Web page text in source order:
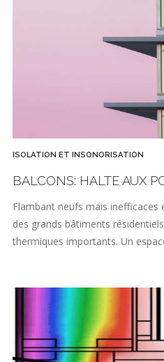
ISOLATION ET INSONORISATION
BALCONS: HALTE AUX
Flambant neufs mais inefficaces
des grands bâtiments
thermiques importants. Un